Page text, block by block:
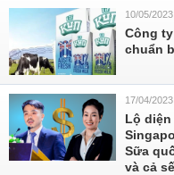
10/05/2023
Công
chuẩn
17/04/2023
Lộ
Sữa
và cả